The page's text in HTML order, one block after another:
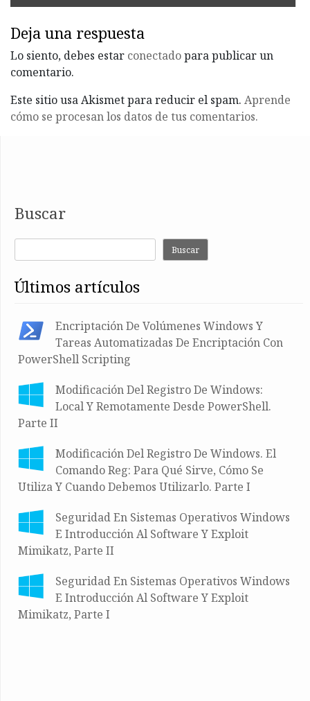
Deja una respuesta
Lo siento, debes estar conectadopara publicar un
comentario.
Este sitio usa Akismet para reducir el spam. Aprende
cómo se procesan los datos de tus comentarios.
Buscar
Buscar
últimos artículos
Encriptación De Volúmenes Windows Y
Tareas Automatizadas De Encriptación Con
PowerShell Scripting
Modificación Del Registro De Windows:
Local Y Remotamente Desde PowerShell.
Parte II
Modificación Del Registro De Windows. El
Comando Reg: Para Qué Sirve, Cómo Se
Utiliza Y Cuando Debemos Utilizarlo. Parte I
Seguridad En Sistemas Operativos Windows
E Introducción Al Software Y Exploit
Mimikatz, Parte II
Seguridad En Sistemas Operativos Windows
E Introducción Al Software Y Exploit
Mimikatz, Parte I